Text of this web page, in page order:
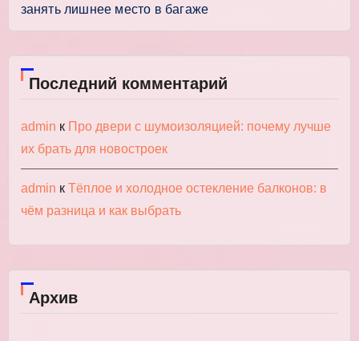
занять лишнее место в багаже
Последний комментарий
admin к Про двери с шумоизоляцией: почему лучше
их брать для новостроек
admin к Тёплое и холодное остекление балконов: в
чём разница и как выбрать
Архив